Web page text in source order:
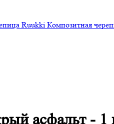
Ruukki Композитная
асфальт - 1